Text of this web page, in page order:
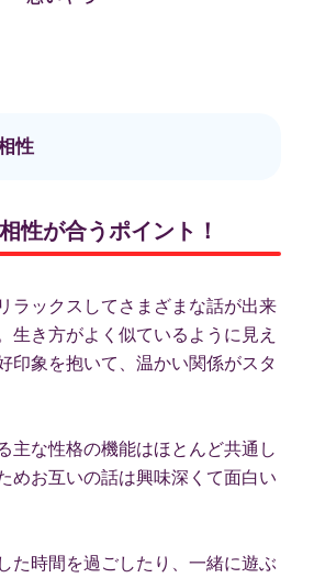
性
性が合うポイント！
ラックスしてさまざまな話が出来
生き方がよく似ているように見え
印象を抱いて、温かい関係がスタ
主な性格の機能はほとんど共通し
めお互いの話は興味深くて面白い
た時間を過ごしたり、一緒に遊ぶ